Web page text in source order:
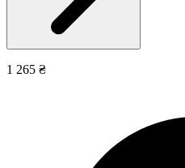
1 265 ₴